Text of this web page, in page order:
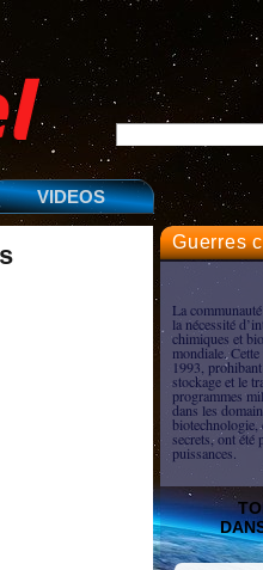
VIDEOS
Guerres
La
la nécessité
chimiques et
mondiale.
1993,
stockage et le
programmes
dans les
biotechnologie,
secrets, ont été
puissances.